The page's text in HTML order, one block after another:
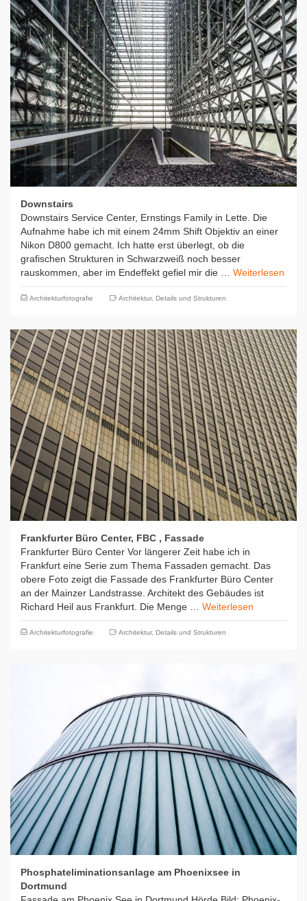
Downstairs
Downstairs Service Center, Ernstings Family in Lette. Die
Aufnahme habe ich mit einem 24mm Shift Objektiv an einer
Nikon D800 gemacht. Ich hatte erst überlegt, ob die
grafischen Strukturen in Schwarzweiß noch besser
rauskommen, aber im Endeffekt gefiel mir die … Weiterlesen
Architekturfotografie Architektur, Details und Strukturen
Frankfurter Büro Center, FBC , Fassade
Frankfurter Büro Center Vor längerer Zeit habe ich in
Frankfurt eine Serie zum Thema Fassaden gemacht. Das
obere Foto zeigt die Fassade des Frankfurter Büro Center
an der Mainzer Landstrasse. Architekt des Gebäudes ist
Richard Heil aus Frankfurt. Die Menge … Weiterlesen
Architekturfotografie Architektur, Details und Strukturen
Phosphateliminationsanlage am Phoenixsee in
Dortmund